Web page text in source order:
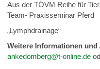
Aus der TÖVM Reihe für
Team- Praxisseminar Pferd
„Lymphdrainage“
Weitere Informationen und
ankedomberg@t-online.de